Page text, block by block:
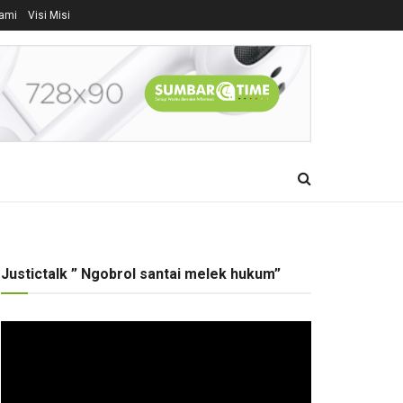
Visi Misi
Justictalk ” Ngobrol santai melek hukum”